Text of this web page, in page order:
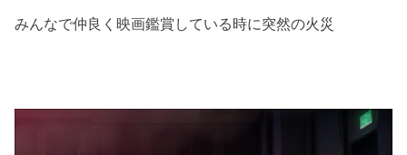
みんなで仲良く映画鑑賞している時に突然の火災